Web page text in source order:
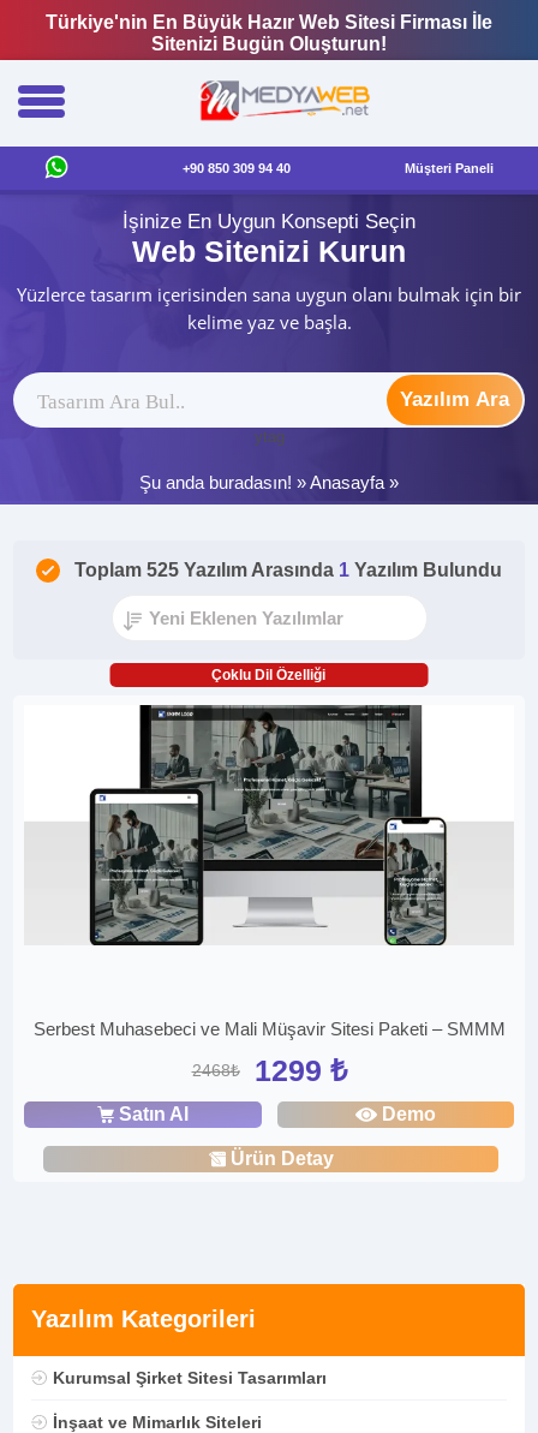
Türkiye'nin En Büyük Hazır Web Sitesi Firması İle
Sitenizi Bugün Oluşturun!
+90 850 309 94 40 Müşteri Paneli
İşinize En Uygun Konsepti Seçin
Web Sitenizi Kurun
Yüzlerce tasarım içerisinden sana uygun olanı bulmak için bir
kelime yaz ve başla.
Yazılım Ara
ytag
Şu anda buradasın! »Anasayfa »
Yazılım Kategorileri
Kurumsal Şirket Sitesi Tasarımları
İnşaat ve Mimarlık Siteleri
Toplam 525 Yazılım Arasında 1 Yazılım Bulundu
Çoklu Dil Özelliği
Serbest Muhasebeci ve Mali Müşavir Sitesi Paketi – SMMM
2468₺ 1299 ₺
Satın Al Demo
Ürün Detay